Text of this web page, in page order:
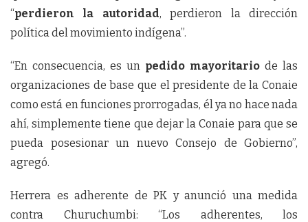
“perdieron la autoridad, perdieron la dirección
política del movimiento indígena”.
“En consecuencia, es un pedido mayoritario de las
organizaciones de base que el presidente de la Conaie
como está en funciones prorrogadas, él ya no hace nada
ahí, simplemente tiene que dejar la Conaie para que se
pueda posesionar un nuevo Consejo de Gobierno”,
agregó.
Herrera es adherente de PK y anunció una medida
contra Churuchumbi: “Los adherentes, los